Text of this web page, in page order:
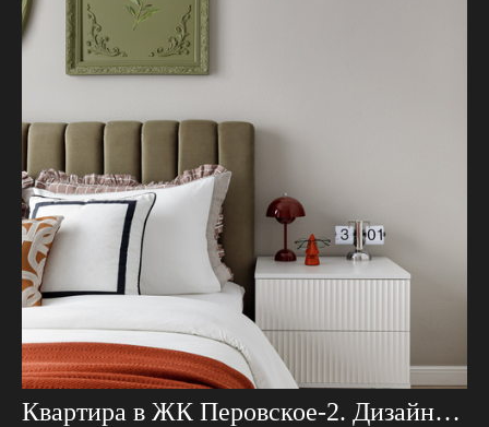
Квартира в ЖК Перовское-2. Дизайнер Елизавета Курскова